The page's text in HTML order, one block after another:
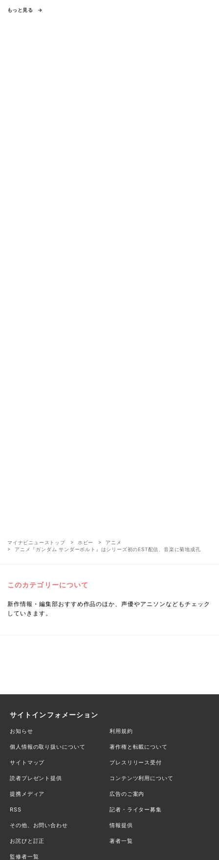
もっと見る
マイナビニューストップ ホビー
アニメ
アニメ『ガンダム サンダーボルト』はシリーズ初のEST配信、音楽に菊地成孔
このカテゴリーについて
新作情報・編集部おすすめ作品のほか、声優やアニソンなどもチェック
していきます。
サイトインフォメーション
お知らせ 利用規約
個人情報の取り扱いについて 著作権と転載について
サイトマップ プレスリリース受付
読者プレゼント提供 コンテンツ利用について
提携メディア 広告のご案内
RSS 記者・ライター募集
その他、お問い合わせ 情報提供
お詫びと訂正 著者一覧
監修者一覧